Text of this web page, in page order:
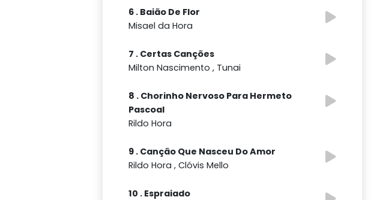
6 . Baião De Flor
Misael da Hora
7 . Certas Canções
Milton Nascimento , Tunai
8 . Chorinho Nervoso Para Hermeto
Pascoal
Rildo Hora
9 . Canção Que Nasceu Do Amor
Rildo Hora , Clóvis Mello
10 . Espraiado